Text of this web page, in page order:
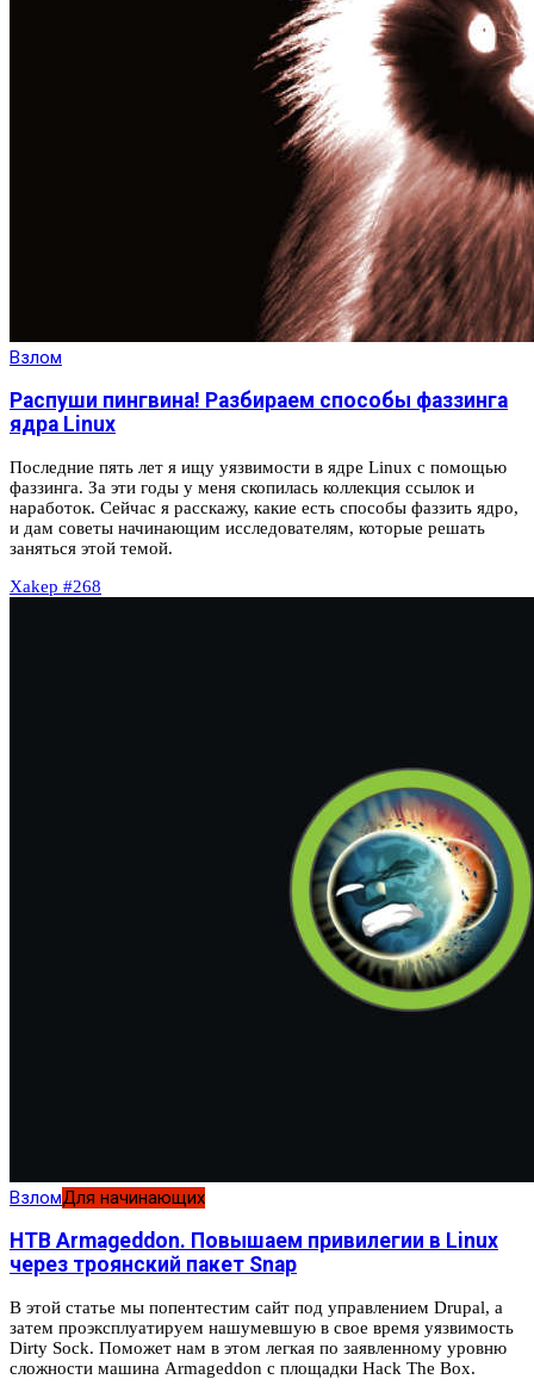
Взлом
Распуши пингвина! Разбираем способы фаззинга
ядра Linux
Последние пять лет я ищу уязвимости в ядре Linux с помощью
фаззинга. За эти годы у меня скопилась коллекция ссылок и
наработок. Сейчас я расскажу, какие есть способы фаззить ядро,
и дам советы начинающим исследователям, которые решать
заняться этой темой.
Xakep #268
ВзломДля начинающих
HTB Armageddon. Повышаем привилегии в Linux
через троянский пакет Snap
В этой статье мы попентестим сайт под управлением Drupal, а
затем проэксплуатируем нашумевшую в свое время уязвимость
Dirty Sock. Поможет нам в этом легкая по заявленному уровню
сложности машина Armageddon с площадки Hack The Box.